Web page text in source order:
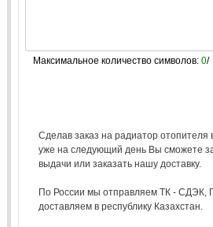
Максимальное количество символов: 0/
Сделав заказ на радиатор
уже на следующий день Вы сможете
выдачи или заказать нашу доставку.
По России мы отправляем ТК - СДЭК,
доставляем в республику Казахстан.